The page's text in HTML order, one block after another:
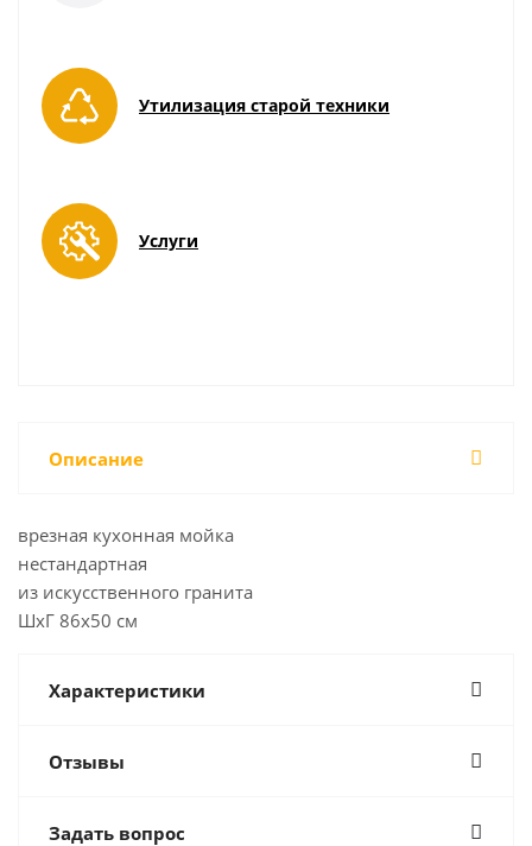
Утилизация старой техники
Услуги
Описание
врезная кухонная мойка
нестандартная
из искусственного гранита
ШхГ 86х50 см
Характеристики
Отзывы
Задать вопрос